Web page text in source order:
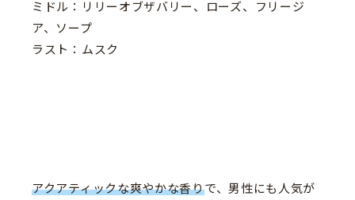
ミドル：リリーオブザバリー、ローズ、フリージ
ア、ソープ
ラスト：ムスク
アクアティックな爽やかな香りで、男性にも人気が